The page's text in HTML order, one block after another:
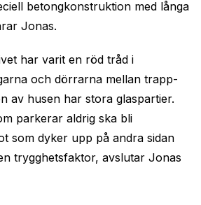
betongkonstruktion med långa
Jonas.
har varit en röd tråd i
och dörrarna mellan trapp-
av husen har stora glaspartier.
parkerar aldrig ska bli
som dyker upp på andra sidan
trygghetsfaktor, avslutar Jonas